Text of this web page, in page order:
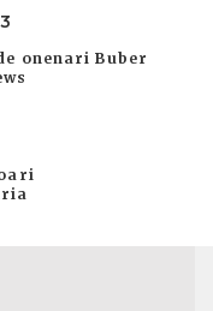
onenari Buber